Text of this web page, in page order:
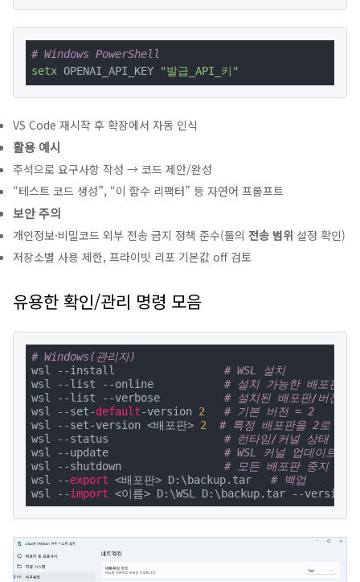
# Windows PowerShell
setx OPENAI_API_KEY "발급_API_키"
VS Code 재시작 후 확장에서 자동 인식
활용 예시
주석으로 요구사항 작성 → 코드 제안/완성
“테스트 코드 생성”, “이 함수 리팩터” 등 자연어 프롬프트
보안 주의
개인정보·비밀코드 외부 전송 금지 정책 준수(툴의 전송 범위 설정 확인)
저장소별 사용 제한, 프라이빗 리포 기본값 off 검토
유용한 확인/관리 명령 모음
# Windows(관리자)
wsl --install # WSL 설치
wsl --list --online # 설치 가능한 배포판 목
wsl --list --verbose # 설치된 배포판/버전
wsl --set-default-version 2
# 기본 버전 = 2
wsl --set-version <배포판> 2
# 특정 배포판을 2로 전환
wsl --status # 런타임/커널 상태
wsl --update # WSL 커널 업데이트
wsl --shutdown # 모든 배포판 중지
wsl --export <배포판> D:\backup.tar # 백업
wsl --import <이름> D:\WSL D:\backup.tar --version